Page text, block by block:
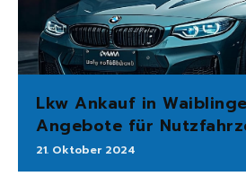
Lkw Ankauf in
Angebote für
21. Oktober 2024